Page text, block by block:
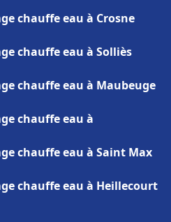
chauffe eau à Crosne
chauffe eau à Solliès
chauffe eau à Maubeuge
chauffe eau à
chauffe eau à Saint Max
chauffe eau à Heillecourt